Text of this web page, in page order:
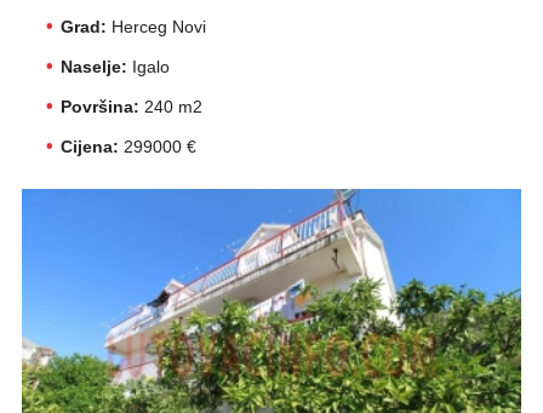
Grad: Herceg Novi
Naselje: Igalo
Površina: 240 m2
Cijena: 299000 €